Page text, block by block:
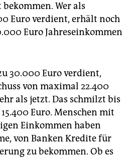
Wer als
Euro verdient, erhält noch
Euro Jahreseinkommen
30.000 Euro verdient,
von maximal 22.400
als jetzt. Das schmilzt bis
Euro. Menschen mit
Einkommen haben
von Banken Kredite für
zu bekommen. Ob es